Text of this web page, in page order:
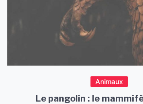
Animaux
Le pangolin : le